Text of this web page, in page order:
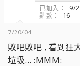
已加入
9/
點數
16
7/20/04
敗吧敗吧 , 看到狂
垃圾... :MMM: